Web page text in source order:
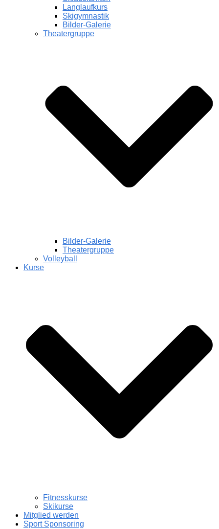
Langlaufkurs
Skigymnastik
Bilder-Galerie
Theatergruppe
Bilder-Galerie
Theatergruppe
Volleyball
Kurse
Fitnesskurse
Skikurse
Mitglied werden
Sport Sponsoring